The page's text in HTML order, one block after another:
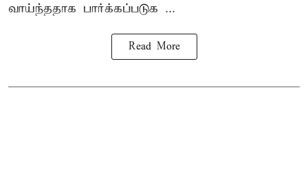
வாய்ந்ததாக பார்க்கப்படுக ...
Read More